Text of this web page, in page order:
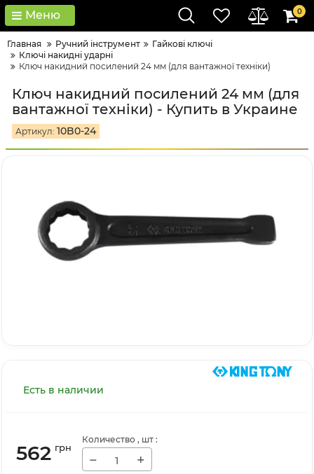
Меню 0
Главная Ручний інструмент
Гайкові ключі
Ключі накидні ударні
Ключ накидний посилений 24 мм (для вантажної техніки)
Ключ накидний посилений 24 мм (для
вантажної техніки) - Купить в Украине
Артикул: 10B0-24
Есть в наличии
562 грн
Количество , шт :
− +